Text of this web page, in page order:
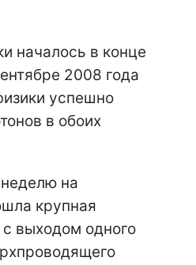
началось в конце
2008 года
успешно
в обоих
на
крупная
выходом одного